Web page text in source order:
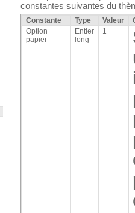
constantes suivantes du
Constante Type Valeur
Option
papier
Entier
long
1